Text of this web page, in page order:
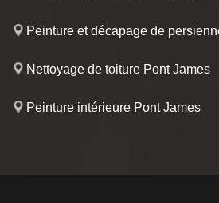
Peinture et décapage de
Nettoyage de toiture Pont James
Peinture intérieure Pont James